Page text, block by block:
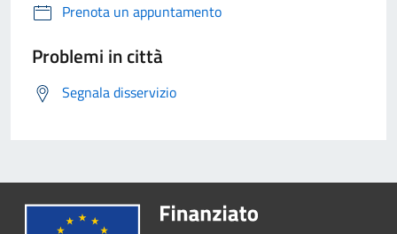
Prenota un appuntamento
Problemi in città
Segnala disservizio